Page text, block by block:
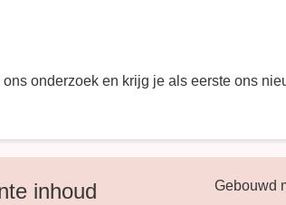
onderzoek en krijg je als eerste ons
inhoud Gebouwd